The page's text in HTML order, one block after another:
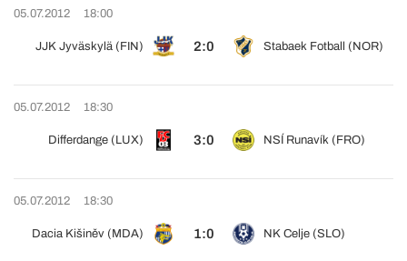
05.07.2012 18:00
JJK Jyväskylä (FIN) 2:0 Stabaek Fotball (NOR)
05.07.2012 18:30
Differdange (LUX) 3:0 NSÍ Runavík (FRO)
05.07.2012 18:30
Dacia Kišiněv (MDA) 1:0 NK Celje (SLO)